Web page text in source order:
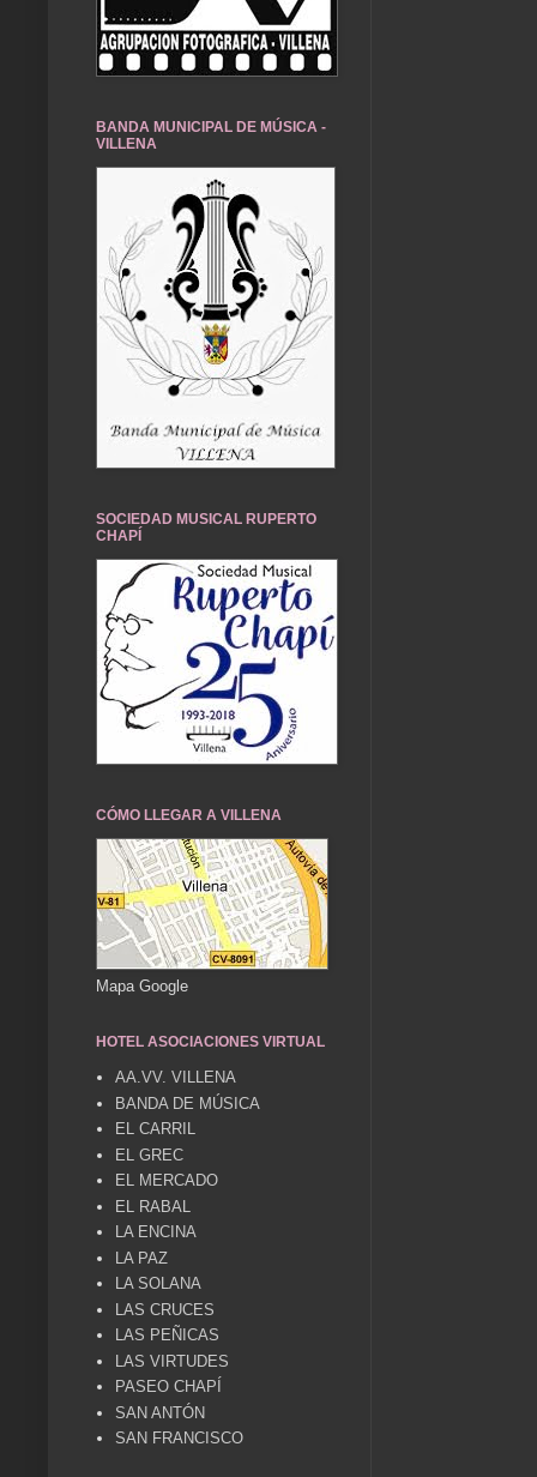
BANDA MUNICIPAL DE MÚSICA -
VILLENA
SOCIEDAD MUSICAL RUPERTO
CHAPÍ
CÓMO LLEGAR A VILLENA
Mapa Google
HOTEL ASOCIACIONES VIRTUAL
AA.VV. VILLENA
BANDA DE MÚSICA
EL CARRIL
EL GREC
EL MERCADO
EL RABAL
LA ENCINA
LA PAZ
LA SOLANA
LAS CRUCES
LAS PEÑICAS
LAS VIRTUDES
PASEO CHAPÍ
SAN ANTÓN
SAN FRANCISCO